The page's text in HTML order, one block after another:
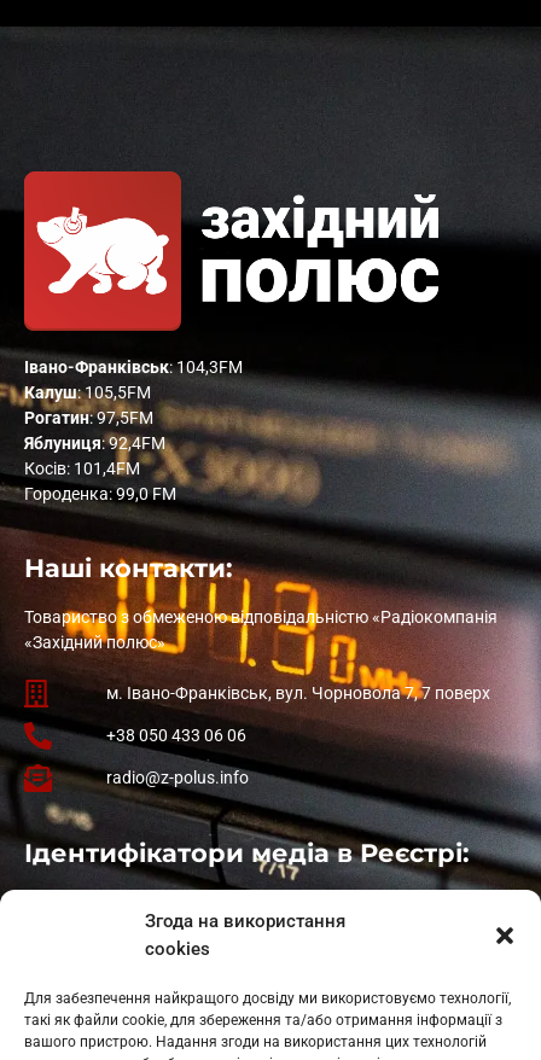
Згода на використання
cookies
Для забезпечення найкращого досвіду ми використовуємо технології,
такі як файли cookie, для збереження та/або отримання інформації з
вашого пристрою. Надання згоди на використання цих технологій
Івано-Франківськ: 104,3FM
Калуш: 105,5FM
Рогатин: 97,5FM
Яблуниця: 92,4FM
Косів: 101,4FM
Городенка: 99,0 FM
Наші контакти:
Товариство з обмеженою відповідальністю «Радіокомпанія
«Західний полюс»
м. Івано-Франківськ, вул. Чорновола 7, 7 поверх
+38 050 433 06 06
radio@z-polus.info
Ідентифікатори медіа в Реєстрі:
: L11-01410
: L11-01801
Косів: L11-01805
Гарасимів: L11-02274